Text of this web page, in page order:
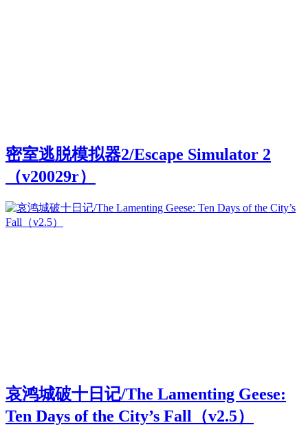
密室逃脱模拟器2/Escape Simulator 2
（v20029r）
哀鸿城破十日记/The Lamenting Geese:
Ten Days of the City’s Fall（v2.5）